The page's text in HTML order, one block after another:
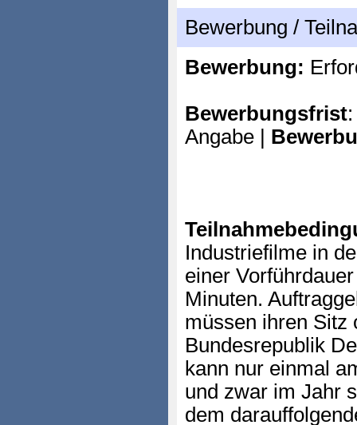
Bewerbung /
Bewerbung:
Bewerbungsfrist
Angabe |
Industriefilme in
einer
Minuten.
müssen ihren Sitz
Bundesrepublik
kann nur einmal
und zwar im Jahr
dem